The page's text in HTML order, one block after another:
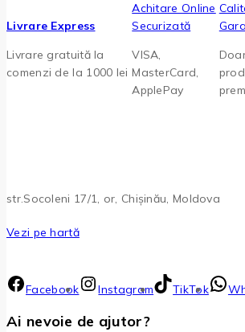
Livrare Express
Livrare gratuită la
comenzi de la 1000 lei
Achitare Online
Securizată
VISA,
MasterCard,
ApplePay
str.Socoleni 17/1, or, Chișinău, Moldova
Vezi pe hartă
Facebook Instagram TikTok
Ai nevoie de ajutor?